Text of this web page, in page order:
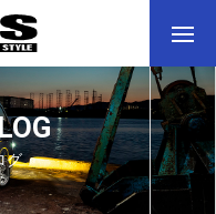
グ